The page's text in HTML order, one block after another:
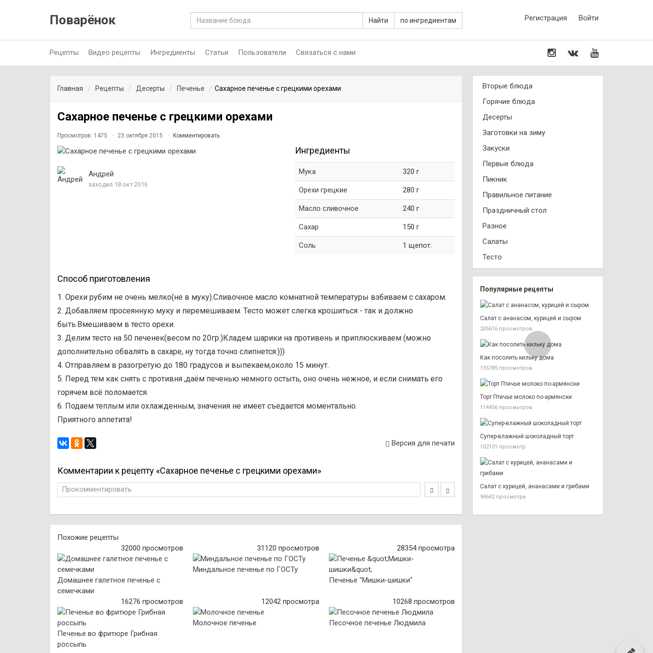
Поварёнок Найти по ингредиентам Регистрация Войти
Рецепты Видео рецепты Ингредиенты Статьи Пользователи Связаться с нами
Главная Рецепты Десерты Печенье Сахарное печенье с грецкими орехами
Сахарное печенье с грецкими орехами
Просмотров: 1475 23 октября 2015 Комментировать
Андрей
заходил 18 окт 2016
Ингредиенты
Мука 320 г
Орехи грецкие 280 г
Масло сливочное 240 г
Сахар 150 г
Соль 1 щепот.
Способ приготовления
1. Орехи рубим не очень мелко(не в муку).Сливочное масло комнатной температуры взбиваем с сахаром.
2. Добавляем просеянную муку и перемешиваем. Тесто может слегка крошиться - так и должно
быть.Вмешиваем в тесто орехи.
3. Делим тесто на 50 печенек(весом по 20гр.)Кладем шарики на противень и приплюскиваем (можно
дополнительно обвалять в сахаре, ну тогда точно слипнется:)))
4. Отправляем в разогретую до 180 градусов и выпекаем,около 15 минут.
5. Перед тем как снять с противня ,даём печенью немного остыть, оно очень нежное, и если снимать его
горячем всё поломается.
6. Подаем теплым или охлажденным, значения не имеет съедается моментально.
Приятного аппетита!
Версия для печати
Комментарии к рецепту «Сахарное печенье с грецкими орехами»
Прокомментировать
Похожие рецепты
32000 просмотров
Домашнее галетное печенье с
семечками
31120 просмотров
Миндальное печенье по ГОСТу
28354 просмотра
Печенье "Мишки-шишки"
16276 просмотров
Печенье во фритюре Грибная
россыпь
12042 просмотра
Молочное печенье
10268 просмотров
Песочное печенье Людмила
Вторые блюда
Горячие блюда
Десерты
Заготовки на зиму
Закуски
Первые блюда
Пикник
Правильное питание
Праздничный стол
Разное
Салаты
Тесто
Популярные рецепты
Салат с ананасом, курицей и сыром
205616 просмотров
Как посолить кильку дома
155785 просмотров
Торт Птичье молоко по-армянски
114456 просмотров
Супер-влажный шоколадный торт
102131 просмотр
Салат с курицей, ананасами и грибами
94642 просмотра